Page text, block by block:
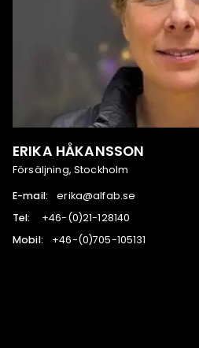
ERIKA HÅKANSSON
Försäljning, Stockholm
E-mail:
es.bafla@akire
Tel:
041821-12(0)-64+
Mobil:
131501-507(0)-64+